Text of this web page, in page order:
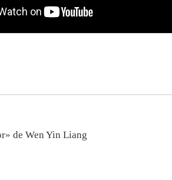
de Wen Yin Liang